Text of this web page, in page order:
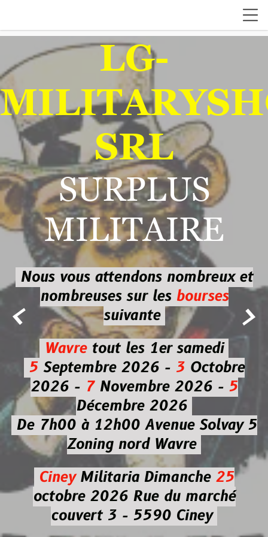
 
LG-
SRL
SURPLUS
MILITAIRE
Nous vous attendons nombreux et
nombreuses sur les bourses
suivante
Wavretout les 1er samedi
5Septembre 2026 - 3Octobre
2026 -7Novembre 2026 - 5
Décembre 2026
De 7h00 à 12h00 Avenue Solvay 5
Zoning nord Wavre
CineyMilitaria Dimanche 25
octobre 2026Rue du marché
couvert 3 - 5590 Ciney